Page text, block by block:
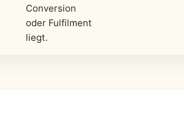
Conversion
oder Fulfilment
liegt.